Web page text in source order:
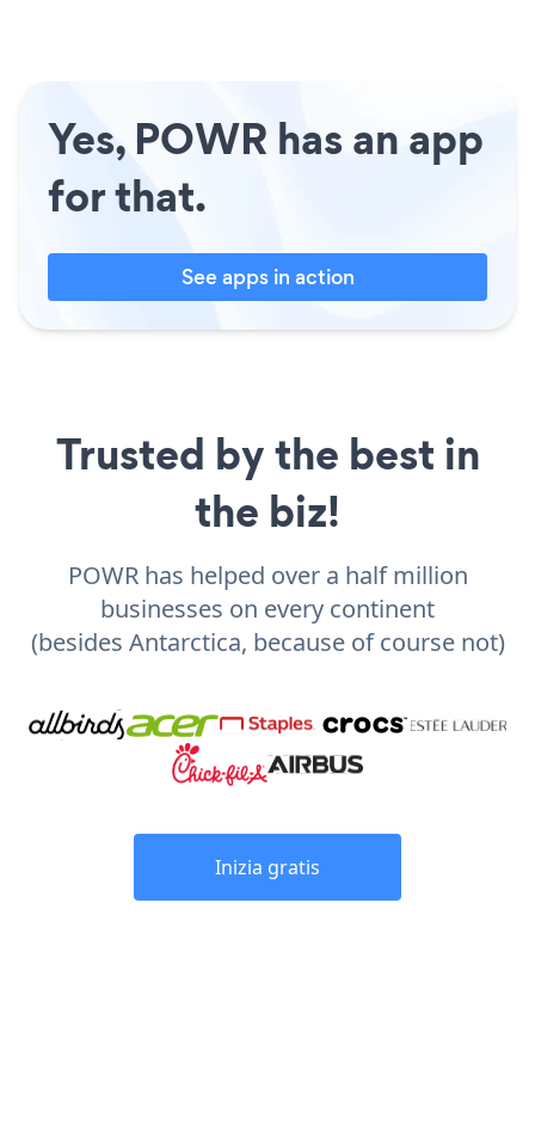
Yes, POWR has an app
for that.
See apps in action
Trusted by the best in
the biz!
POWR has helped over a half million
businesses on every continent
(besides Antarctica, because of course not)
Inizia gratis